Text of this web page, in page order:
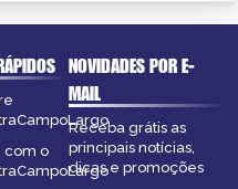
com o
NOVIDADES POR E-
MAIL
Receba grátis as
principais notícias,
dicas e promoções